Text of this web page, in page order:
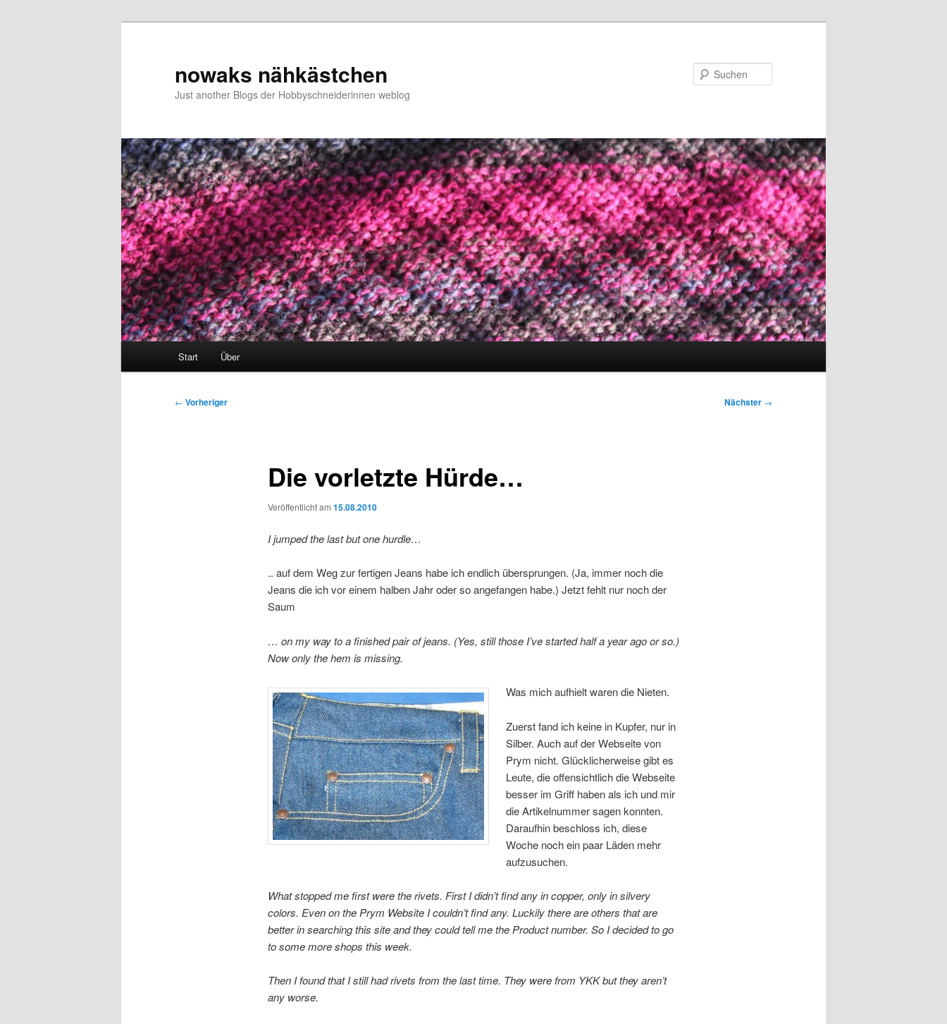
nowaks nähkästchen
Just another Blogs der Hobbyschneiderinnen weblog
Start Über
Beitragsnavigation
← Vorheriger Nächster →
Die vorletzte Hürde…
Veröffentlicht am 15.08.2010
I jumped the last but one hurdle…
.. auf dem Weg zur fertigen Jeans habe ich endlich übersprungen. (Ja, immer noch die
Jeans die ich vor einem halben Jahr oder so angefangen habe.) Jetzt fehlt nur noch der
Saum
… on my way to a finished pair of jeans. (Yes, still those I’ve started half a year ago or so.)
Now only the hem is missing.
Was mich aufhielt waren die Nieten.
Zuerst fand ich keine in Kupfer, nur in
Silber. Auch auf der Webseite von
Prym nicht. Glücklicherweise gibt es
Leute, die offensichtlich die Webseite
besser im Griff haben als ich und mir
die Artikelnummer sagen konnten.
Daraufhin beschloss ich, diese
Woche noch ein paar Läden mehr
aufzusuchen.
What stopped me first were the rivets. First I didn’t find any in copper, only in silvery
colors. Even on the Prym Website I couldn’t find any. Luckily there are others that are
better in searching this site and they could tell me the Product number. So I decided to go
to some more shops this week.
Then I found that I still had rivets from the last time. They were from YKK but they aren’t
any worse.